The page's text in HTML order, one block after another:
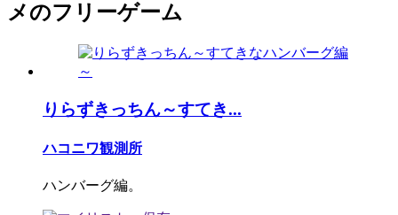
メのフリーゲーム
りらずきっちん～すてき...
ハコニワ観測所
ハンバーグ編。